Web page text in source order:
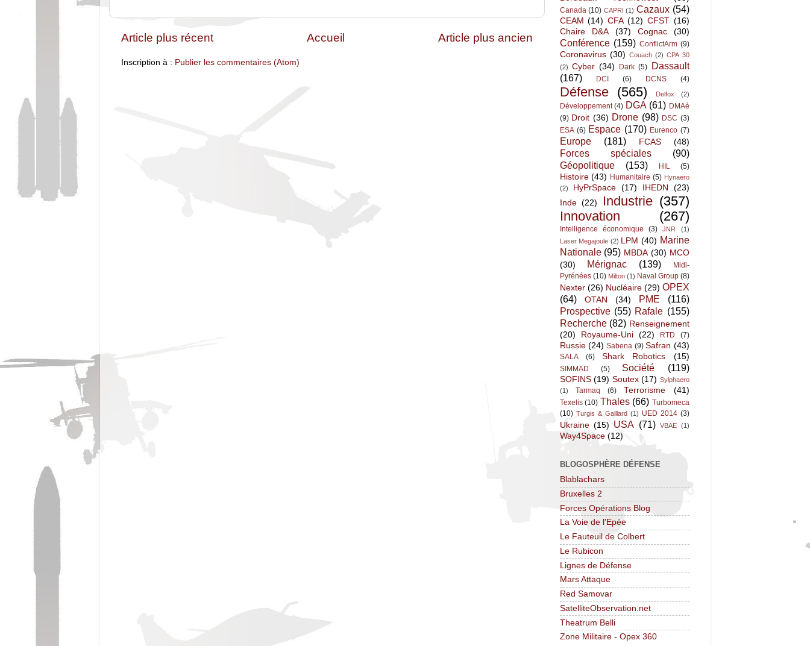
Article plus récent Article plus ancien
Accueil
Inscription à : Publier les commentaires (Atom)
Canada (10) CAPRI (1) Cazaux (54)
CEAM (14) CFA (12) CFST (16)
Chaire D&A
(37) Cognac (30)
Conférence (159) ConflictArm (9)
Coronavirus (30) Couach (2) CPA 30
(2) Cyber (34) Dark (5) Dassault
(167)
DCI (6) DCNS (4)
Défense (565) Delfox (2)
Développement (4) DGA (61) DMAé
(9) Droit (36) Drone (98) DSC (3)
ESA (6) Espace (170) Eurenco (7)
Europe (181) FCAS (48)
Forces spéciales
(90)
Géopolitique
(153) HIL (5)
Histoire (43) Humanitaire (5) Hynaero
(2)
HyPrSpace (17) IHEDN
(23)
Inde (22) Industrie (357)
Innovation
(267)
Intelligence économique (3) JNR
(1)
Laser Megajoule (2) LPM (40) Marine
Nationale (95) MBDA (30) MCO
(30)
Mérignac (139)
Midi-
Pyrénées (10) Milton (1) Naval Group (8)
Nexter (26) Nucléaire (29) OPEX
(64)
OTAN (34) PME
(116)
Prospective (55) Rafale (155)
Recherche (82) Renseignement
(20)
Royaume-Uni (22) RTD (7)
Russie (24) Sabena (9) Safran (43)
SALA (6) Shark Robotics (15)
SIMMAD (5) Société (119)
SOFINS (19) Soutex (17) Sylphaero
(1)
Tarmaq (6) Terrorisme (41)
Texelis (10) Thales (66) Turbomeca
(10) Turgis & Gaillard (1) UED 2014 (3)
Ukraine (15) USA (71) VBAE (1)
Way4Space (12)
BLOGOSPHÈRE DÉFENSE
Blablachars
Bruxelles 2
Forces Opérations Blog
La Voie de l'Epée
Le Fauteuil de Colbert
Le Rubicon
Lignes de Défense
Mars Attaque
Red Samovar
SatelliteObservation.net
Theatrum Belli
Zone Militaire - Opex 360